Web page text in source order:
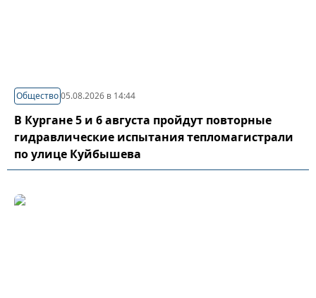
Общество05.08.2026 в 14:44
В Кургане 5 и 6 августа пройдут повторные
гидравлические испытания тепломагистрали
по улице Куйбышева